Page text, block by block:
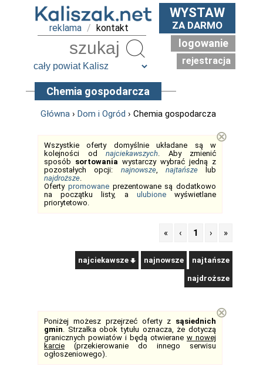
reklama / kontakt
WYSTAW
ZA DARMO
logowanie
rejestracja
Chemia gospodarcza
Główna › Dom i Ogród › Chemia gospodarcza
Wszystkie oferty domyślnie układane są w
kolejności od najciekawszych. Aby zmienić
sposób sortowania wystarczy wybrać jedną z
pozostałych opcji: najnowsze, najtańszelub
najdroższe.
Oferty promowaneprezentowane są dodatkowo
na początku listy, a ulubionewyświetlane
priorytetowo.
⊗
« ‹ 1 › »
najciekawsze najnowsze najtańsze
najdroższe
Poniżej możesz przejrzeć oferty z sąsiednich
gmin. Strzałka obok tytułu oznacza, że dotyczą
granicznych powiatów i będą otwierane w nowej
karcie (przekierowanie do innego serwisu
ogłoszeniowego).
⊗